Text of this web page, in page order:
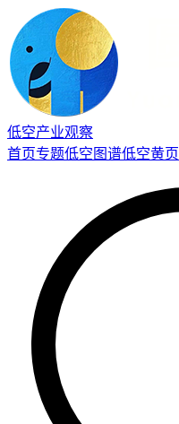
低空产业观察
首页专题低空图谱低空黄页